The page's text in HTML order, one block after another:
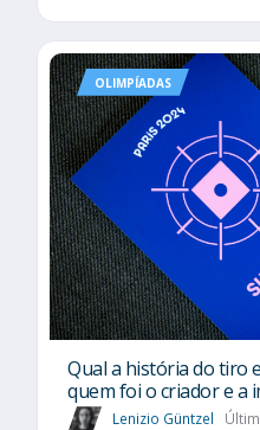
OLIMPÍADAS
Qual a história do tiro
quem foi o criador e a
Lenizio Güntzel